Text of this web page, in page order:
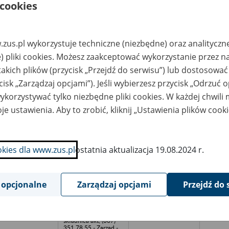
Spółdzielnia
w
b.
oławski
Archiwum Państwowe
we Wrocławiu
865 1952-
Spółdzielnia;
550 Czaplinek
Ośrodek Archiwizacji i
Usług
Ekonomicznych
"AUDIATOR" Sp. z
o.o.; 64-920 Piła ul.
Sikorskiego 33; tel.
Sekretariat;
www.audiator.com.pl
78-300
Ekonomicznych
"AUDIATOR" Sp. z
składnica akt; (067)
wykorzystuje techniczne (niezbędne) oraz
pliki cookies. Możesz zaakceptować wykorzystanie przez
plików (przycisk „Przejdź do serwisu”) lub
„Zarządzaj opcjami”). Jeśli wybierzesz przycisk „Odrzuć
tylko niezbędne pliki cookies. W każdej chwili
ustawienia. Aby to zrobić, kliknij „Ustawienia plików
dla www.zus.plostatnia aktualizacja 19.08.2024 r.
Zarządzaj opcjami Przejdź do